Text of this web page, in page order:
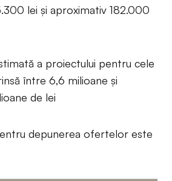
lei și aproximativ 182.000
a proiectului pentru cele
între 6,6 milioane și
de lei
depunerea ofertelor este